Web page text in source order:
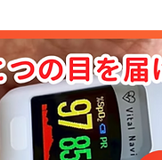
29】小児
ドリアン・
挑戦